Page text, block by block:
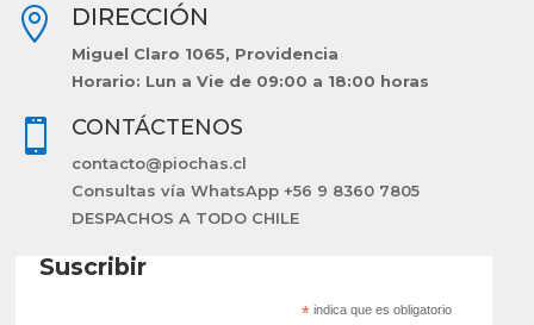
 DIRECCIÓN
Miguel Claro 1065, Providencia
Horario: Lun a Vie de 09:00 a 18:00 horas
 CONTÁCTENOS
contacto@piochas.cl
Consultas vía WhatsApp +56 9 8360 7805
DESPACHOS A TODO CHILE
Suscribir
* indica que es obligatorio